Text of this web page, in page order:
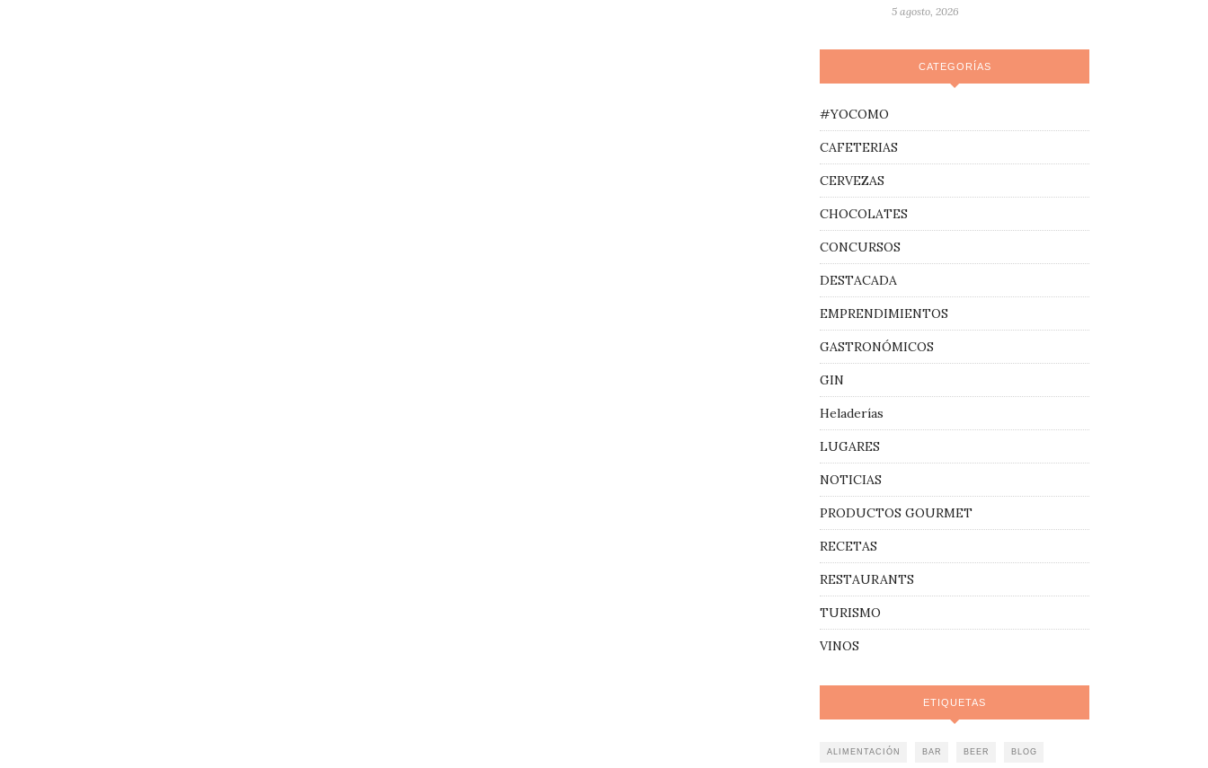
5 agosto, 2026
CATEGORÍAS
#YOCOMO
CAFETERIAS
CERVEZAS
CHOCOLATES
CONCURSOS
DESTACADA
EMPRENDIMIENTOS
GASTRONÓMICOS
GIN
Heladerías
LUGARES
NOTICIAS
PRODUCTOS GOURMET
RECETAS
RESTAURANTS
TURISMO
VINOS
ETIQUETAS
ALIMENTACIÓN BAR BEER BLOG